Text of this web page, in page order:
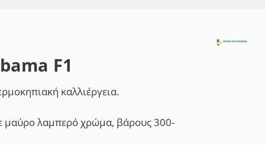
F1
καλλιέργεια.
μαύρο λαμπερό χρώμα, βάρους 300-